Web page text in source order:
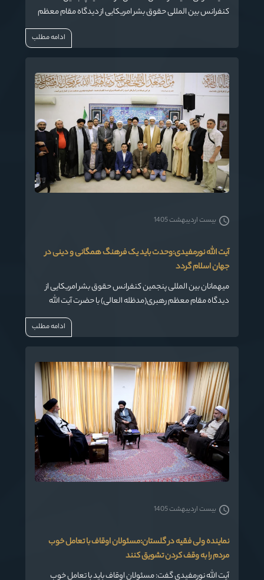
کنفرانس بین المللی حقوق بشر امریکایی از دیدگاه مقام معظم
رهبری(مدظله العالی)، تبیین تفکر ضدحقوق بشر امریکایی به
عنوان یک فرهنگ عمومی به ویژه در کشورهای اسلامی را یک
ادامه مطلب
آیت الله نورمفیدی:وحدت باید یک فرهنگ همگانی و دینی در
جهان اسلام گردد
میهمانان بین المللی پنجمین کنفرانس حقوق بشر امریکایی از
دیدگاه مقام معظم رهبری(مدظله العالی) با حضرت آیت الله
نورمفیدی، نماینده ولی فقیه در استان گلستان دیدار کردند.
بیست اردیبهشت 1405
ادامه مطلب
نماینده ولی فقیه در گلستان:مسئولان اوقاف با تعامل خوب
مردم را به وقف کردن تشویق کنند
آیت الله نورمفیدی گفت: مسئولان اوقاف باید با تعامل خوب
بیست اردیبهشت 1405